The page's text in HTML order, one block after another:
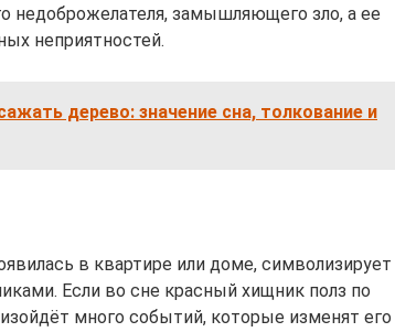
недоброжелателя, замышляющего зло, а ее
неприятностей.
дерево: значение сна, толкование и
в квартире или доме, символизирует
Если во сне красный хищник полз по
много событий, которые изменят его